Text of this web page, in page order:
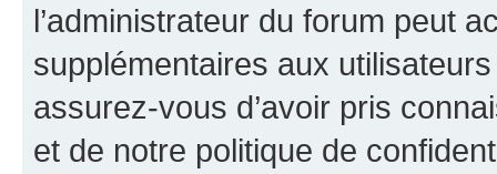
l’administrateur du forum peut
supplémentaires aux
assurez-vous d’avoir pris
et de notre politique de